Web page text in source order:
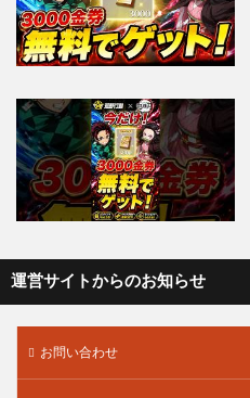
運営サイトからのお知らせ
お問い合わせ